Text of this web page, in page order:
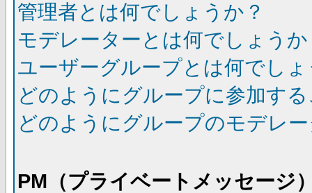
管理者とは何でしょうか？
モデレーターとは何でしょうか
ユーザーグループとは何でし
どのようにグループに参加す
どのようにグループのモデレ
PM（プライベートメッセージ